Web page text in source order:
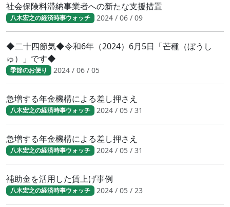
社会保険料滞納事業者への新たな支援措置
八木宏之の経済時事ウォッチ 2024 / 06 / 09
◆二十四節気◆令和6年（2024）6月5日「芒種（ぼうし
ゅ）」です◆
季節のお便り 2024 / 06 / 05
急増する年金機構による差し押さえ
八木宏之の経済時事ウォッチ 2024 / 05 / 31
急増する年金機構による差し押さえ
八木宏之の経済時事ウォッチ 2024 / 05 / 31
補助金を活用した賃上げ事例
八木宏之の経済時事ウォッチ 2024 / 05 / 23